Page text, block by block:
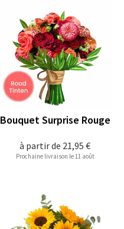
à partir de 21,95 €
Bouquet Surprise Rouge
Prochaine livraison le 11 août